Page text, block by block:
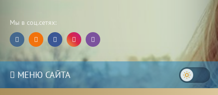
Мы в соц.сетях:
МЕНЮ САЙТА